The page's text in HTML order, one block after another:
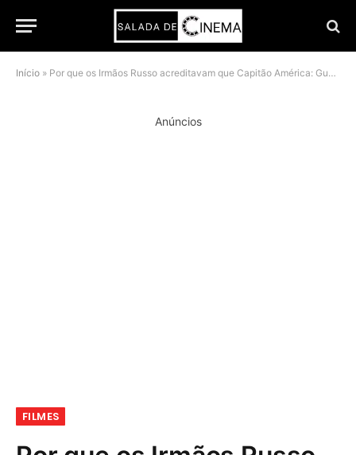
Início » Por que os Irmãos Russo acreditavam que Capitão América: Guerra Civil era impossível sem o Homem-Aranha
Anúncios
FILMES